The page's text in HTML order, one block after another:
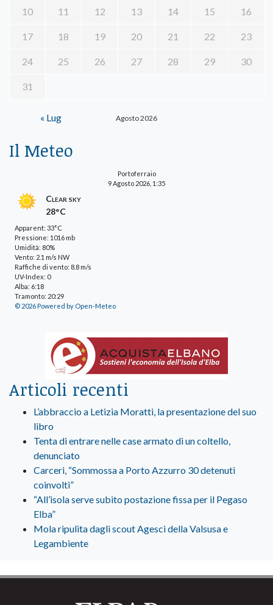
Agosto 2026
10 11 12 13 14 15 16
17 18 19 20 21 22 23
24 25 26 27 28 29 30
31
« Lug
Il Meteo
Portoferraio
9 Agosto 2026, 1:35
Clear sky
28°C
Apparent: 33°C
Pressione: 1016 mb
Umidità: 80%
Vento: 2.1 m/s NW
Raffiche di vento: 8.8 m/s
UV-Index: 0
Alba: 6:18
Tramonto: 20:29
© 2026 Powered by Open-Meteo
Articoli recenti
L’abbraccio a Letizia Moratti, la presentazione del suo
libro
Tenta di entrare nelle case armato di un coltello,
denunciato
Carceri, “Sommossa a Porto Azzurro 30 detenuti
coinvolti”
“All’isola serve subito postazione fissa per il Pegaso
Elba”
Mola ripulita dagli scout Agesci della Valsusa e
Legambiente